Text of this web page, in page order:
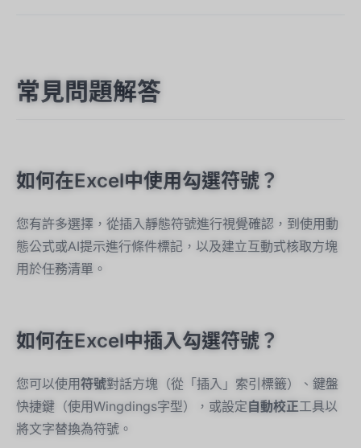
常見問題解答
如何在Excel中使用勾選符號？
您有許多選擇，從插入靜態符號進行視覺確認，到使用動
態公式或AI提示進行條件標記，以及建立互動式核取方塊
用於任務清單。
如何在Excel中插入勾選符號？
您可以使用符號對話方塊（從「插入」索引標籤）、鍵盤
快捷鍵（使用Wingdings字型），或設定自動校正工具以
將文字替換為符號。